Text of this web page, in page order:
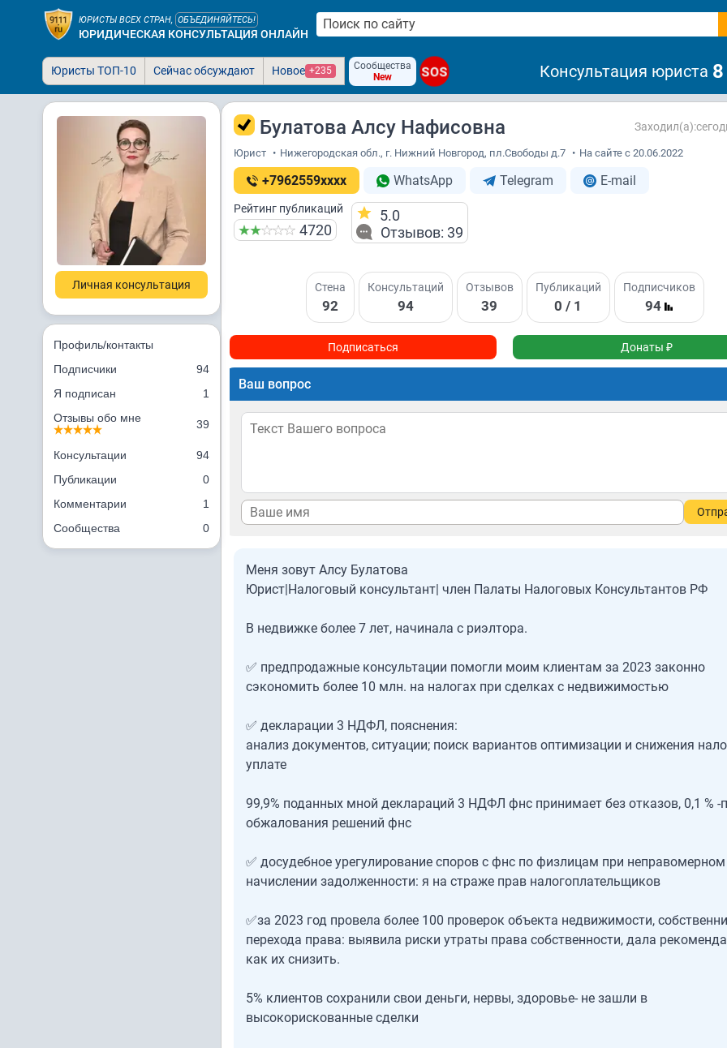
ЮРИСТЫ ВСЕХ СТРАН, ОБЪЕДИНЯЙТЕСЬ!
ЮРИДИЧЕСКАЯ КОНСУЛЬТАЦИЯ ОНЛАЙН
Юристы ТОП-10 Сейчас обсуждают Новое +235
Сообщества
New
SOS Консультация юриста
Личная консультация
Профиль/контакты
Подписчики
94
Я подписан
1
Отзывы обо мне
39
Консультации
94
Публикации
0
Комментарии
1
Сообщества
0
Булатова Алсу Нафисовна
Юрист • Нижегородская обл., г. Нижний Новгород, пл.Свободы д.7 • На сайте с 20.06.2022
+7962559xxxx WhatsApp Telegram E-mail
Рейтинг публикаций
4720
5.0
Отзывов: 39
Стена
92
Консультаций
94
Отзывов
39
Публикаций
0 / 1
Подписчиков
94
Подписаться Донаты ₽
Ваш вопрос
Меня зовут Алсу Булатова
Юрист|Налоговый консультант| член Палаты Налоговых Консультантов РФ
В недвижке более 7 лет, начинала с риэлтора.
✅ предпродажные консультации помогли моим клиентам за 2023 законно
сэкономить более 10 млн. на налогах при сделках с недвижимостью
✅ декларации 3 НДФЛ, пояснения:
анализ документов, ситуации; поиск вариантов оптимизации и снижения
уплате
99,9% поданных мной деклараций 3 НДФЛ фнс принимает без отказов, 0,1 % -
обжалования решений фнс
✅ досудебное урегулирование споров с фнс по физлицам при неправомерном
начислении задолженности: я на страже прав налогоплательщиков
✅за 2023 год провела более 100 проверок объекта недвижимости,
перехода права: выявила риски утраты права собственности, дала
как их снизить.
5% клиентов сохранили свои деньги, нервы, здоровье- не зашли в
высокорискованные сделки